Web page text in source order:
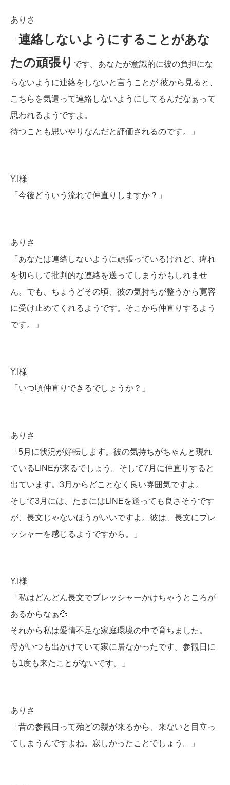
ありさ
「 連絡しないようにすることがあな
たの頑張り です。あなたが意識的に彼の負担にな
らないように連絡をしないと言うことが 彼から見ると、
こちらを気遣って連絡しないようにしてるんだなぁって
思われるようですよ。
待つことも思いやりなんだと評価されるのです。」
Y.I様
「今後どういう流れで仲直りしますか？」
ありさ
「あなたは連絡しないように頑張っているけれど、痺れ
を切らして批判的な連絡を送ってしまうかもしれませ
ん。でも、ちょうどその頃、彼の気持ちが整うから寛容
に受け止めてくれるようです。そこから仲直りするよう
です。」
Y.I様
「いつ頃仲直りできるでしょうか？」
ありさ
「5月に状況が好転します。彼の気持ちがちゃんと現れ
ているLINEが来るでしょう。そして7月に仲直りすると
出ています。3月からどことなく良い雰囲気ですよ。
そして3月には、たまにはLINEを送っても良さそうです
が、長文じゃないほうがいいですよ。彼は、長文にプレ
ッシャーを感じるようですから。」
Y.I様
「私はどんどん長文でプレッシャーかけちゃうところが
あるからなぁ💦
それから私は愛情不足な家庭環境の中で育ちました。
母がいつも出かけていて家に居なかったです。参観日に
も1度も来たことがないです。」
ありさ
「昔の参観日って殆どの親が来るから、来ないと目立っ
てしまうんですよね。寂しかったことでしょう。」